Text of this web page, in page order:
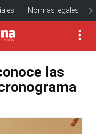
Normas legales
las